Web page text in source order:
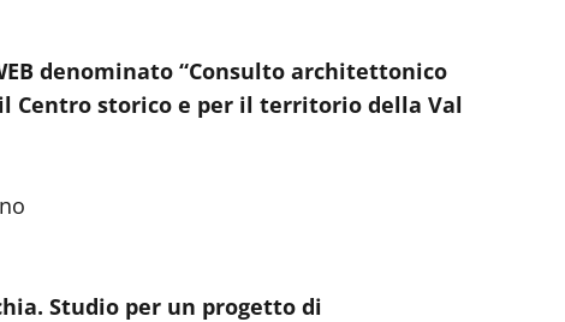
denominato “Consulto architettonico
Centro storico e per il territorio della Val
Studio per un progetto di